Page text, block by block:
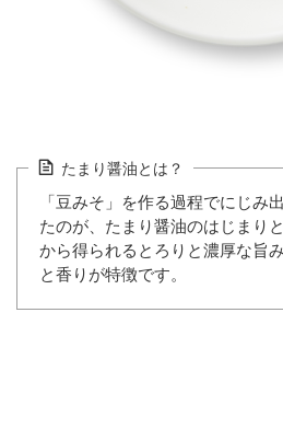
たまり醤油とは？
「豆みそ」を作る過程でにじみ
たのが、たまり醤油のはじまり
から得られるとろりと濃厚な旨
と香りが特徴です。